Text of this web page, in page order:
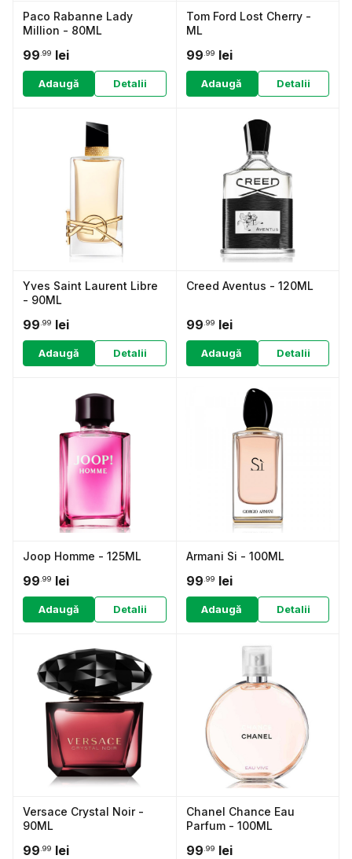
Paco Rabanne Lady
Million - 80ML
99 .99 lei
Adaugă Detalii
Tom Ford Lost Cherry -
ML
99 .99 lei
Adaugă Detalii
Yves Saint Laurent Libre
- 90ML
99 .99 lei
Adaugă Detalii
Creed Aventus - 120ML
99 .99 lei
Adaugă Detalii
Joop Homme - 125ML
99 .99 lei
Adaugă Detalii
Armani Si - 100ML
99 .99 lei
Adaugă Detalii
Versace Crystal Noir -
90ML
99 .99 lei
Chanel Chance Eau
Parfum - 100ML
99 .99 lei